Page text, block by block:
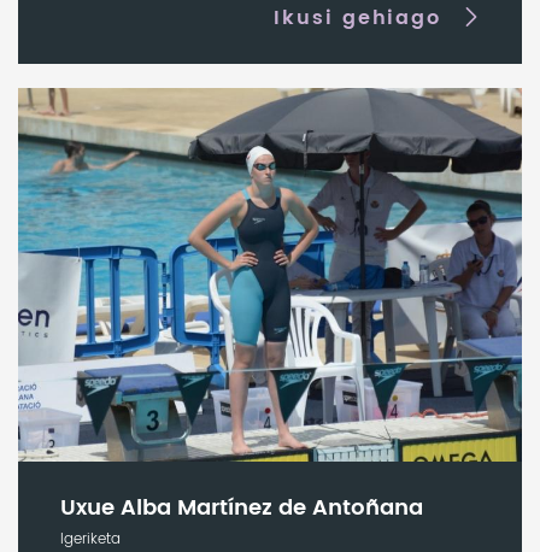
Ikusi gehiago
Uxue Alba Martínez de Antoñana
Igeriketa